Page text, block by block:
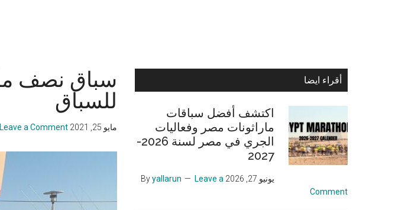
للسباق
مايو 25, 2021 Leave a Comment
Primary
أقراء ايضا
اكتشف أفضل سباقات
ماراثونات مصر وفعاليات
الجري في مصر لسنة 2026-
2027
يونيو 27, 2026 yallarun
Leave a
Comment